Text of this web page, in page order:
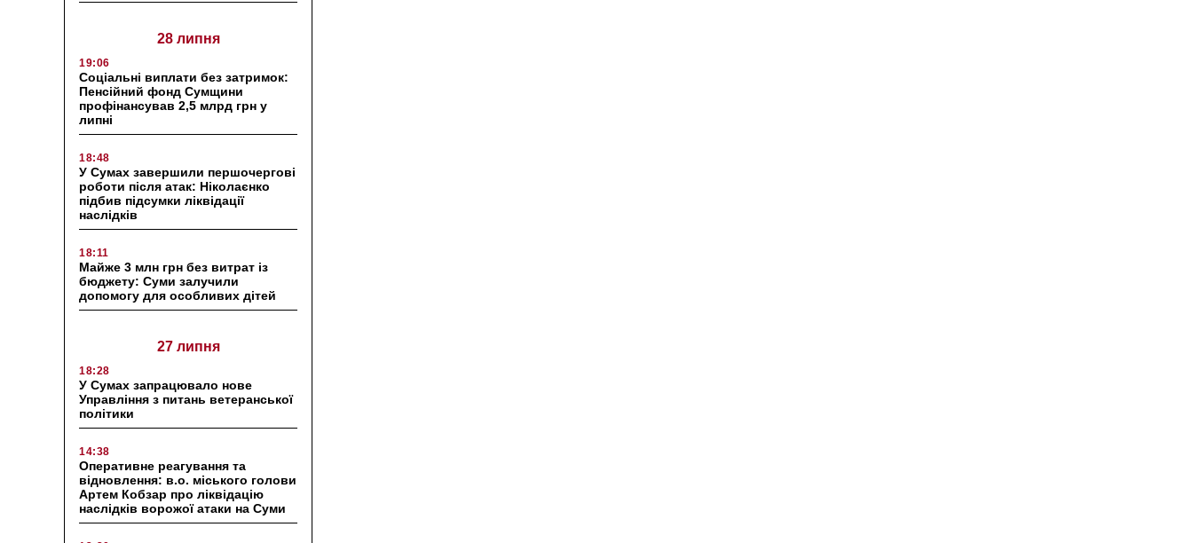
28 липня
19:06
Соціальні виплати без затримок:
Пенсійний фонд Сумщини
профінансував 2,5 млрд грн у
липні
18:48
У Сумах завершили першочергові
роботи після атак: Ніколаєнко
підбив підсумки ліквідації
наслідків
18:11
Майже 3 млн грн без витрат із
бюджету: Суми залучили
допомогу для особливих дітей
27 липня
18:28
У Сумах запрацювало нове
Управління з питань ветеранської
політики
14:38
Оперативне реагування та
відновлення: в.о. міського голови
Артем Кобзар про ліквідацію
наслідків ворожої атаки на Суми